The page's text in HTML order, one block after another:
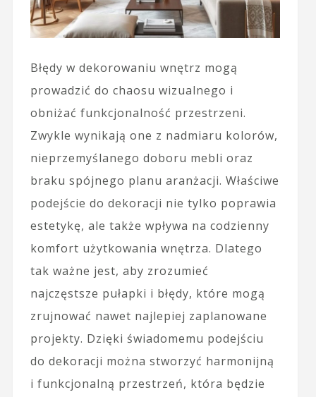
Błędy w dekorowaniu wnętrz mogą
prowadzić do chaosu wizualnego i
obniżać funkcjonalność przestrzeni.
Zwykle wynikają one z nadmiaru kolorów,
nieprzemyślanego doboru mebli oraz
braku spójnego planu aranżacji. Właściwe
podejście do dekoracji nie tylko poprawia
estetykę, ale także wpływa na codzienny
komfort użytkowania wnętrza. Dlatego
tak ważne jest, aby zrozumieć
najczęstsze pułapki i błędy, które mogą
zrujnować nawet najlepiej zaplanowane
projekty. Dzięki świadomemu podejściu
do dekoracji można stworzyć harmonijną
i funkcjonalną przestrzeń, która będzie